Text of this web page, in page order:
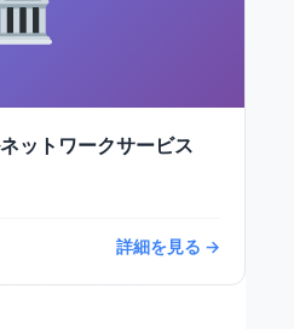
ットワークサービス
詳細を見る →